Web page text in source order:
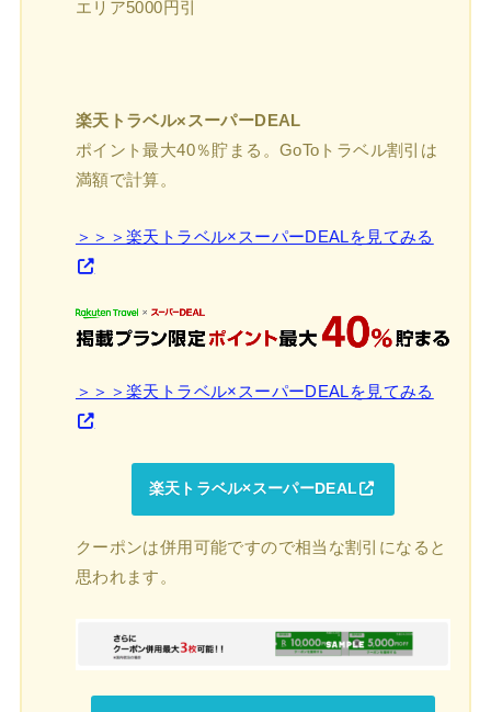
エリア5000円引
楽天トラベル×スーパーDEAL
ポイント最大40％貯まる。GoToトラベル割引は
満額で計算。
＞＞＞楽天トラベル×スーパーDEALを見てみる
＞＞＞楽天トラベル×スーパーDEALを見てみる
楽天トラベル×スーパーDEAL
クーポンは併用可能ですので相当な割引になると
思われます。